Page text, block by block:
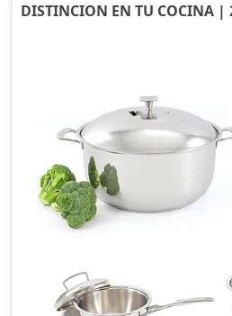
DISTINCION EN TU COCINA |